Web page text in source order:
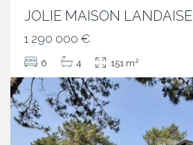
JOLIE MAISON LANDAISE
1 290 000 €
6 4 151 m2